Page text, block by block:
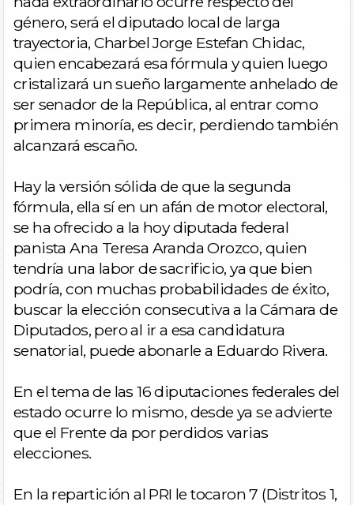
género, será el diputado local de larga
trayectoria, Charbel Jorge Estefan Chidac,
quien encabezará esa fórmula y quien luego
cristalizará un sueño largamente anhelado de
ser senador de la República, al entrar como
primera minoría, es decir, perdiendo también
alcanzará escaño.
Hay la versión sólida de que la segunda
fórmula, ella sí en un afán de motor electoral,
se ha ofrecido a la hoy diputada federal
panista Ana Teresa Aranda Orozco, quien
tendría una labor de sacrificio, ya que bien
podría, con muchas probabilidades de éxito,
buscar la elección consecutiva a la Cámara de
Diputados, pero al ir a esa candidatura
senatorial, puede abonarle a Eduardo Rivera.
En el tema de las 16 diputaciones federales del
estado ocurre lo mismo, desde ya se advierte
que el Frente da por perdidos varias
elecciones.
En la repartición al PRI le tocaron 7 (Distritos 1,